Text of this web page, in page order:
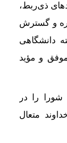
کمترین
معدنی و
ذی‌ربط،
و گسترش
دانشگاهی
و مؤید
شورا را در
متعال